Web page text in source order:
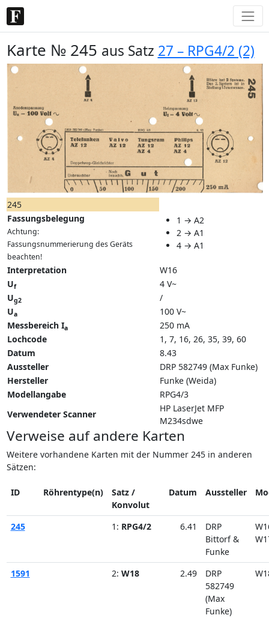
Karte № 245 aus Satz 27 – RPG4/2 (2)
245
Fassungsbelegung
Achtung:
Fassungsnummerierung des Geräts
beachten!
1 → A2
2 → A1
4 → A1
Interpretation
W16
Uf
4 V~
Ug2
/
Ua
100 V~
Messbereich Ia
250 mA
Lochcode
1, 7, 16, 26, 35, 39, 60
Datum
8.43
Aussteller
DRP 582749 (Max Funke)
Hersteller
Funke (Weida)
Modellangabe
RPG4/3
Verwendeter Scanner
HP LaserJet MFP
M234sdwe
Verweise auf andere Karten
Weitere vorhandene Karten mit der Nummer 245 in anderen
Sätzen:
ID Röhrentype(n)
Satz /
Konvolut
Datum Aussteller
245 1: RPG4/2 6.41
DRP
Bittorf &
Funke
1591 2: W18 2.49
DRP
582749
(Max
Funke)